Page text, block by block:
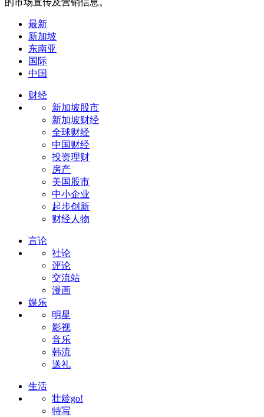
的市场宣传及营销信息。
最新
新加坡
东南亚
国际
中国
财经
新加坡股市
新加坡财经
全球财经
中国财经
投资理财
房产
美国股市
中小企业
起步创新
财经人物
言论
社论
评论
交流站
漫画
娱乐
明星
影视
音乐
韩流
送礼
生活
壮龄go!
特写